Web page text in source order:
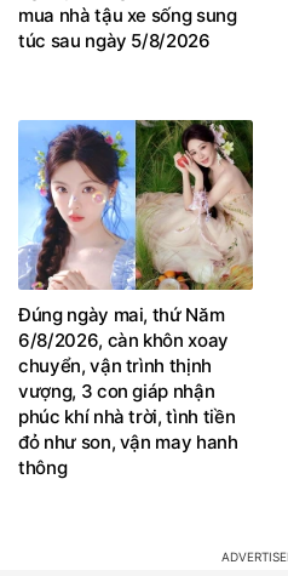
mua nhà tậu xe sống sung
túc sau ngày 5/8/2026
Đúng ngày mai, thứ Năm
6/8/2026, càn khôn xoay
chuyển, vận trình thịnh
vượng, 3 con giáp nhận
phúc khí nhà trời, tình tiền
đỏ như son, vận may hanh
thông